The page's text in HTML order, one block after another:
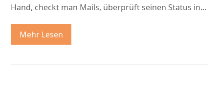
Hand, checkt man Mails, überprüft seinen Status in…
Mehr Lesen